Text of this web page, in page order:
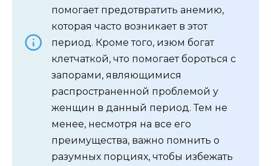
помогает предотвратить анемию,
которая часто возникает в этот
период. Кроме того, изюм богат
клетчаткой, что помогает бороться с
запорами, являющимися
распространенной проблемой у
женщин в данный период. Тем не
менее, несмотря на все его
преимущества, важно помнить о
разумных порциях, чтобы избежать